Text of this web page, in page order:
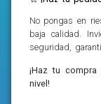
No pongas en
baja calidad.
seguridad,
¡Haz tu
nivel!